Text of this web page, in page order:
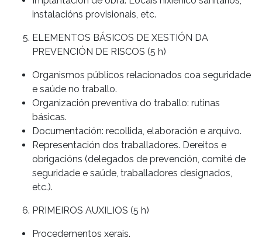
instalacións provisionais, etc.
ELEMENTOS BÁSICOS DE XESTIÓN DA
PREVENCIÓN DE RISCOS (5 h)
Organismos públicos relacionados coa seguridade
e saúde no traballo.
Organización preventiva do traballo: rutinas
básicas.
Documentación: recollida, elaboración e arquivo.
Representación dos traballadores. Dereitos e
obrigacións (delegados de prevención, comité de
seguridade e saúde, traballadores designados,
etc.).
PRIMEIROS AUXILIOS (5 h)
Procedementos xerais.